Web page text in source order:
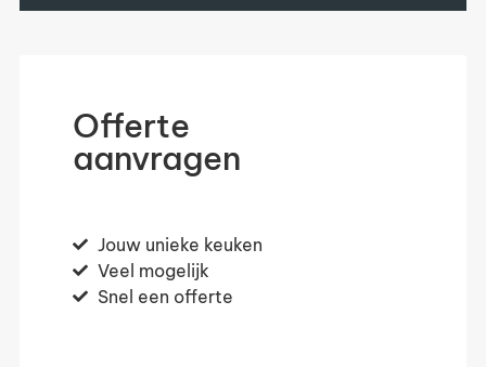
Offerte
aanvragen
Jouw unieke keuken
Veel mogelijk
Snel een offerte